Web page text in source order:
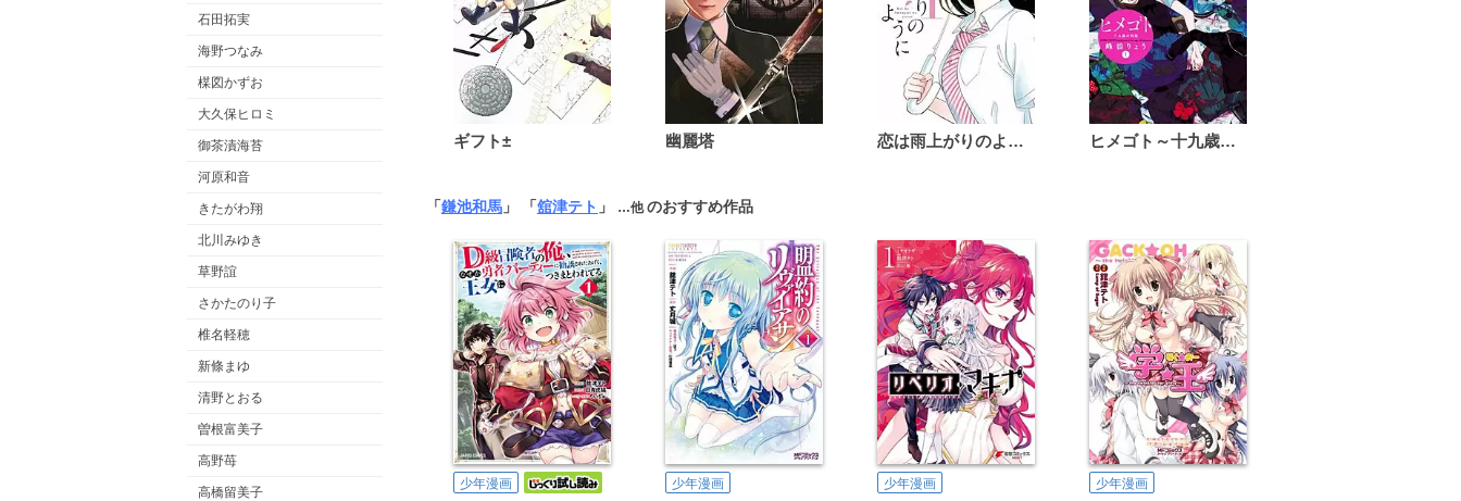
石田拓実
海野つなみ
楳図かずお
大久保ヒロミ
御茶漬海苔
河原和音
きたがわ翔
北川みゆき
草野誼
さかたのり子
椎名軽穂
新條まゆ
清野とおる
曽根富美子
高野苺
高橋留美子
ギフト± 幽麗塔 恋は雨上がりのように ヒメゴト～十九歳の制服～
「鎌池和馬 」 「舘津テト 」 …他のおすすめ作品
少年漫画 少年漫画 少年漫画 少年漫画